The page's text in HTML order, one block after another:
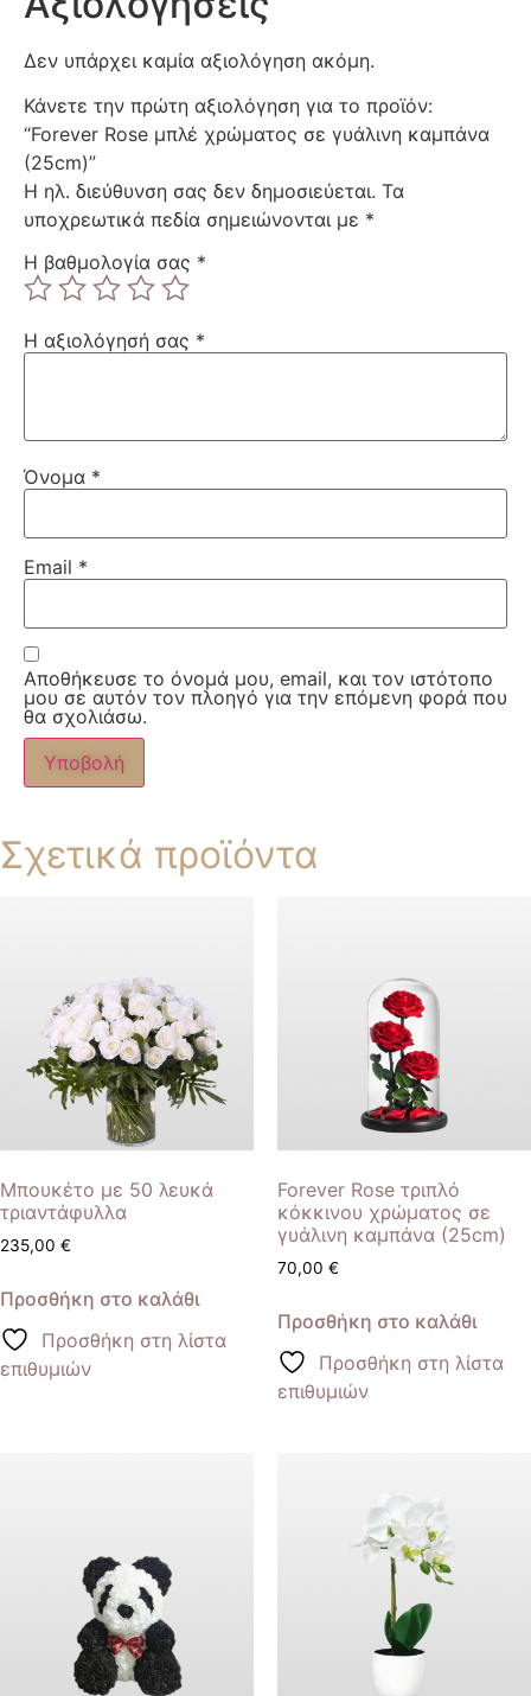
Δεν υπάρχει καμία αξιολόγηση ακόμη.
Κάνετε την πρώτη αξιολόγηση για το προϊόν:
“Forever Rose μπλέ χρώματος σε γυάλινη καμπάνα
(25cm)”
Η ηλ. διεύθυνση σας δεν δημοσιεύεται. Τα
υποχρεωτικά πεδία σημειώνονται με *
Η βαθμολογία σας *
Η αξιολόγησή σας *
Όνομα *
Email *
Αποθήκευσε το όνομά μου, email, και τον ιστότοπο
μου σε αυτόν τον πλοηγό για την επόμενη φορά που
θα σχολιάσω.
Σχετικά προϊόντα
Μπουκέτο με 50 λευκά
τριαντάφυλλα
235,00 €
Προσθήκη στο καλάθι
Προσθήκη στη λίστα
επιθυμιών
Forever Rose τριπλό
κόκκινου χρώματος σε
γυάλινη καμπάνα (25cm)
70,00 €
Προσθήκη στο καλάθι
Προσθήκη στη λίστα
επιθυμιών